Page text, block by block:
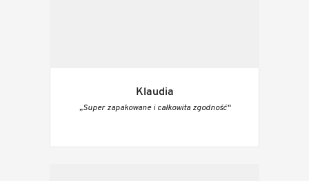
Klaudia
„Super zapakowane i całkowita zgodność“